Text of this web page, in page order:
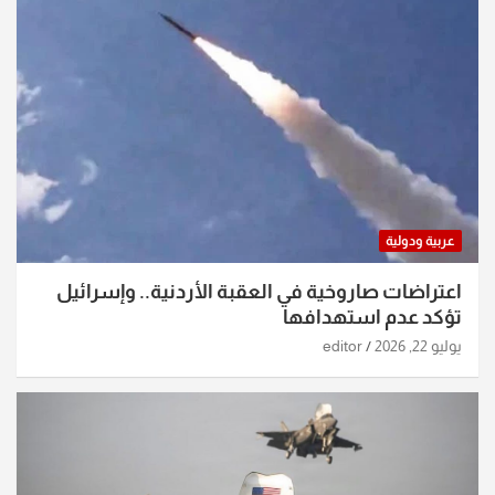
عربية ودولية
اعتراضات صاروخية في العقبة الأردنية.. وإسرائيل
تؤكد عدم استهدافها
يوليو 22, 2026 editor